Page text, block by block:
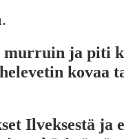
murruin ja piti
kovaa
Ilveksestä ja